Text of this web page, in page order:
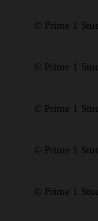
© Prime 1
© Prime 1
© Prime 1
© Prime 1
© Prime 1